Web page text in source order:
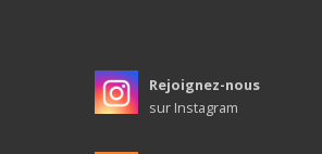
Rejoignez-nous
sur Instagram